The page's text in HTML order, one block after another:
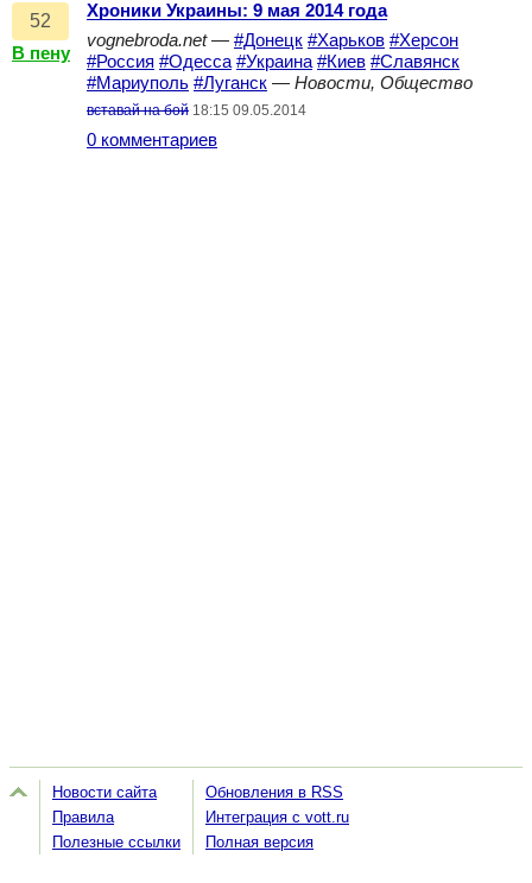
52
В пену
Хроники Украины: 9 мая 2014 года
vognebroda.net— #Донецк #Харьков #Херсон
#Россия #Одесса #Украина #Киев #Славянск
#Мариуполь #Луганск — Новости, Общество
вставай на бой 18:15 09.05.2014
0 комментариев
Новости сайта
Правила
Полезные ссылки
Обновления в RSS
Интеграция с vott.ru
Полная версия